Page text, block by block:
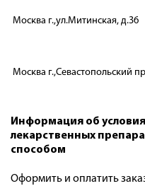
Москва г.,ул.Митинская, д.36
Москва г.,Севастопольский
Информация об
лекарственных
способом
Оформить и оплатить